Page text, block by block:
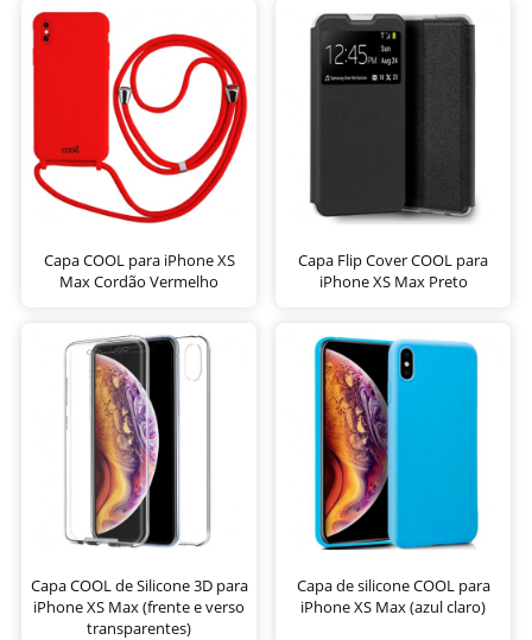
Capa COOL para iPhone XS
Max Cordão Vermelho
Capa Flip Cover COOL para
iPhone XS Max Preto
Capa COOL de Silicone 3D para
iPhone XS Max (frente e verso
transparentes)
Capa de silicone COOL para
iPhone XS Max (azul claro)